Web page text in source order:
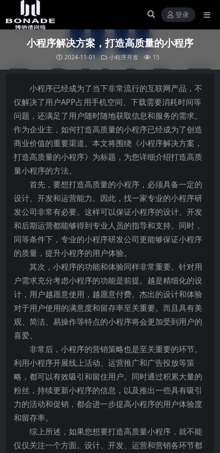
登录
小程序解决方案，打造高质量的小程序
2024-11-01 小程序开发 15
小程序已经成为了当下非常流行的互联网产品，不
仅解决了用户APP占用手机空间、下载需要消耗时间等
问题，还满足了用户随时随地获取信息和服务的需求。
作为企业主，如何打造高质量的小程序已经成为了创造
商业价值的重要渠道。本文将围绕《小程序解决方案，
打造高质量的小程序》为标题，为您详细介绍打造高质
量小程序的方法。
首先，要想打造高质量的小程序，必须具备一定的
设计、开发和运营能力。因此，找一家专业的小程序研
发公司非常有必要。这样可以保证小程序的设计、开发
和后期运营都能够得到专业人员的指导和支持。同时，
同等条件下，专业的小程序研发公司更能够保证小程序
的质量，提升小程序的用户体验。
其次，小程序的功能和体验同样非常重要。针对用
户需求充分考虑小程序的功能是前提。越是精细化的设
计，用户越愿意使用，越愿意付费。杰出的设计和体验
对于用户使用的满意度和留存率至关重要。而且具有美
观、简洁、易操作等特点的小程序将会更加受到用户的
喜爱。
非常后，小程序的营销策略也是至关重要的环节。
利用小程序开展线上活动、运营推广和广告投放等策
略，都可以有效吸引和留住用户。同时通过积累大量的
粉丝，持续更新小程序的信息，以及推出一些具有吸引
力的活动和促销，都会进一步提高小程序的用户体验度
和留存率。
综上所述，如果您想要打造高质量小程序，就不能
仅仅关注一个方面。设计、开发、运营和营销各环节都